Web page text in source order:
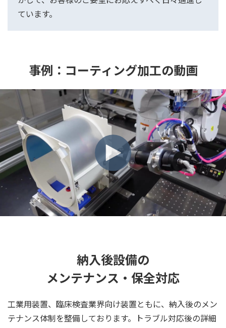
ています。
事例：コーティング加工の動画
納入後設備の
メンテナンス・保全対応
工業用装置、臨床検査業界向け装置ともに、納入後のメン
テナンス体制を整備しております。トラブル対応後の詳細